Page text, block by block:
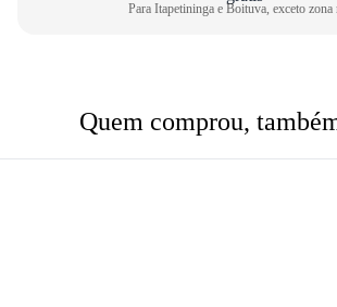
Para Itapetininga e Boituva, exceto zona
Quem comprou,